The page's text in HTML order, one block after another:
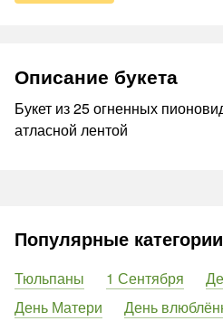
Описание букета
Букет из 25 огненных
атласной лентой
Популярные категории
Тюльпаны 1 Сентября
День Матери
День